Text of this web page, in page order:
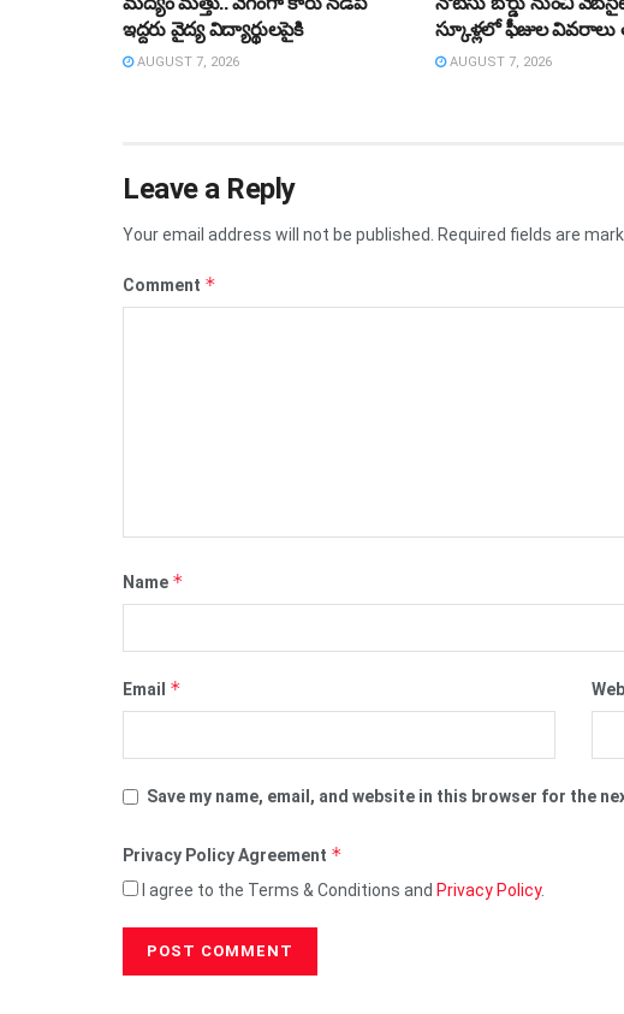
ఇద్దరు వైద్య విద్యార్థులపైకి
AUGUST 7, 2026
స్కూళ్లలో ఫీజుల వివరాలు
AUGUST 7, 2026
Leave a Reply
Your email address will not be published. Required fields are
Comment *
Name *
Email *
Save my name, email, and website in this browser for the
Privacy Policy Agreement *
I agree to the Terms & Conditions and Privacy Policy.